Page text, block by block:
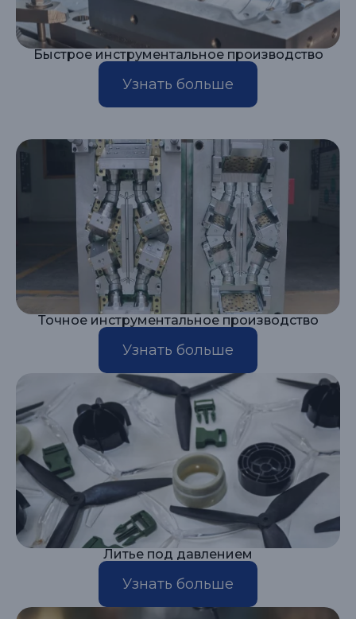
Быстрое инструментальное производство
Узнать больше
Точное инструментальное производство
Узнать больше
Литье под давлением
Узнать больше